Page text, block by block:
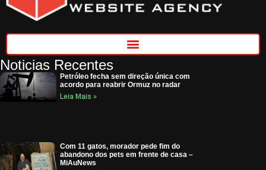
Noticias Recentes
Petróleo fecha sem direção única com
acordo para reabrir Ormuz no radar
Leia Mais »
Com 11 gatos, morador pede fim do
abandono dos pets em frente de casa –
MiAuNews